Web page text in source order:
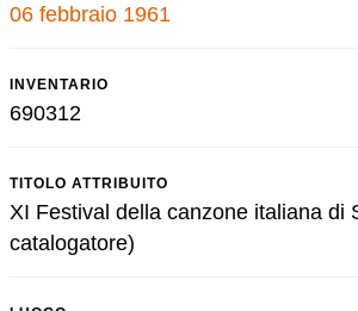
06 febbraio 1961
INVENTARIO
690312
TITOLO ATTRIBUITO
XI Festival della canzone italiana di
catalogatore)